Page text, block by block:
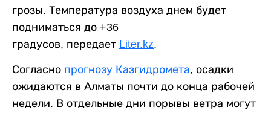
грозы. Температура воздуха днем будет
подниматься до +36
градусов, передает Liter.kz.
Согласно прогнозу Казгидромета, осадки
ожидаются в Алматы почти до конца рабочей
недели. В отдельные дни порывы ветра могут